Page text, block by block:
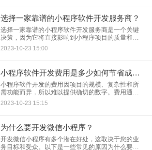
选择一家靠谱的小程序软件开发服务商？
选择一家靠谱的小程序软件开发服务商是一个关键
决策，因为它将直接影响到小程序项目的质量和成
功。以下是一些建议，帮助您选择合适的小程序软
件开发服务商： 调查
2023-10-23 15:00
小程序软件开发费用是多少如何节省成本？
小程序软件开发的费用因项目的规模、复杂性和所
需功能而异，所以难以提供确切的数字。费用通常
包括开发人员工资、项目管理、设计、测试、维护
等方面的成本。为了节省小程序开发的成本，可以
2023-10-23 15:15
为什么要开发微信小程序？
开发微信小程序有多个潜在好处，这取决于您的业
务目标和受众。以下是一些常见的原因为什么要开